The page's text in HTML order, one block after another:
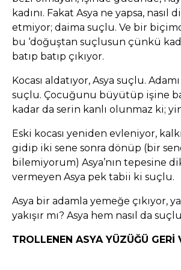
kadını. Fakat Asya ne yapsa, nasıl
etmiyor; daima suçlu. Ve bir
bu ‘doğuştan suçlusun çünkü
batıp batıp çıkıyor.
Kocası aldatıyor, Asya suçlu.
suçlu. Çocuğunu büyütüp işine
kadar da serin kanlı olunmaz ki;
Eski kocası yeniden evleniyor,
gidip iki sene sonra dönüp (bir
bilemiyorum) Asya’nın tepesine
vermeyen Asya pek tabii ki suçlu.
Asya bir adamla yemeğe çıkıyor,
yakışır mı? Asya hem nasıl da
TROLLENEN ASYA YÜZÜĞÜ GERİ